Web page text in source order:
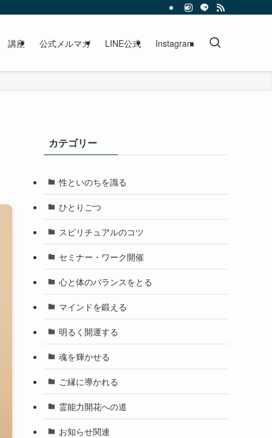
講座 公式メルマガ LINE公式 Instagram
カテゴリー
性といのちを識る
ひとりごつ
スピリチュアルのコツ
セミナー・ワーク開催
心と体のバランスをとる
マインドを鍛える
明るく開運する
魂を輝かせる
ご縁に導かれる
霊能力開花への道
お知らせ関連